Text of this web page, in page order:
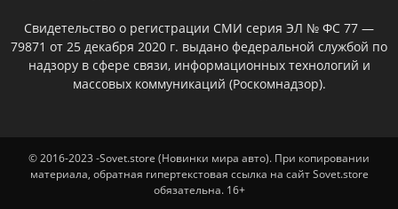
Свидетельство о регистрации СМИ серия ЭЛ № ФС 77 —
79871 от 25 декабря 2020 г. выдано федеральной службой по
надзору в сфере связи, информационных технологий и
массовых коммуникаций (Роскомнадзор).
© 2016-2023 -Sovet.store (Новинки мира авто). При копировании
материала, обратная гипертекстовая ссылка на сайт Sovet.store
обязательна. 16+